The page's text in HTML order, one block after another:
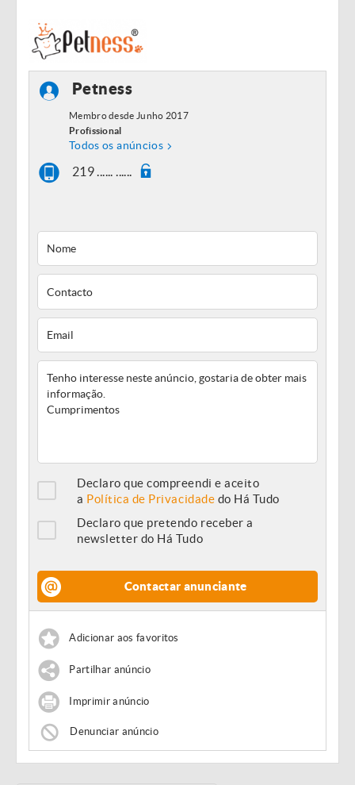
Petness
Membro desde Junho 2017
Profissional
Todos os anúncios
219 ...... ......
Declaro que compreendi e aceito
a Política de Privacidade do Há Tudo
Declaro que pretendo receber a
newsletter do Há Tudo
Contactar anunciante
Adicionar aos favoritos
Partilhar anúncio
Imprimir anúncio
Denunciar anúncio